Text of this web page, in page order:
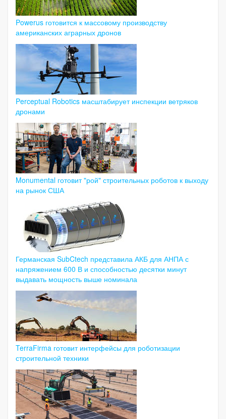
Powerus готовится к массовому производству
американских аграрных дронов
Perceptual Robotics масштабирует инспекции ветряков
дронами
Monumental готовит "рой" строительных роботов к выходу
на рынок США
Германская SubCtech представила АКБ для АНПА с
напряжением 600 В и способностью десятки минут
выдавать мощность выше номинала
TerraFirma готовит интерфейсы для роботизации
строительной техники